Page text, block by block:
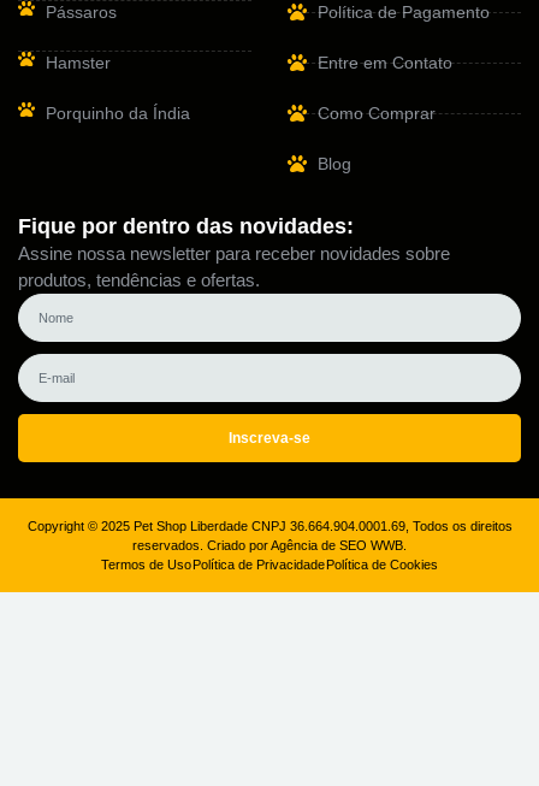
Pássaros
Hamster
Porquinho da Índia
Política de Pagamento
Entre em Contato
Como Comprar
Blog
Fique por dentro das novidades:
Assine nossa newsletter para receber novidades sobre
produtos, tendências e ofertas.
Inscreva-se
Copyright © 2025 Pet Shop Liberdade CNPJ 36.664.904.0001.69, Todos os direitos
reservados. Criado por Agência de SEO WWB.
Termos de UsoPolítica de PrivacidadePolítica de Cookies